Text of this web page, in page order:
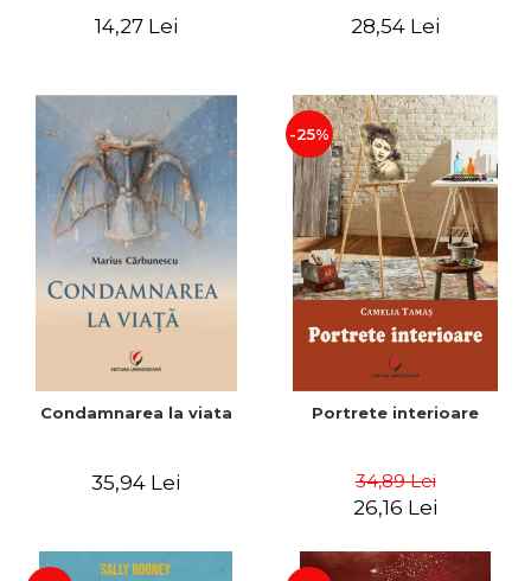
14,27 Lei 28,54 Lei
Condamnarea la viata
35,94 Lei
-25%
Portrete interioare
34,89 Lei
26,16 Lei